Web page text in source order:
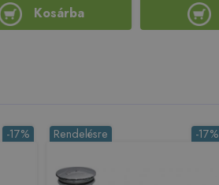
Kosárba
-17% -17%
Rendelésre